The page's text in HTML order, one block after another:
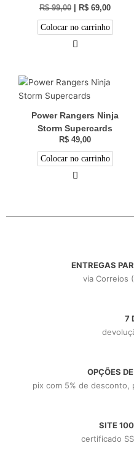
R$99,00 R$ 69,00
Colocar no carrinho
Power Rangers Ninja
Storm Supercards
R$ 49,00
Colocar no carrinho
ENTREGAS
via Correios
7
OPÇÕES
pix com 5% de desconto,
SITE
certificado